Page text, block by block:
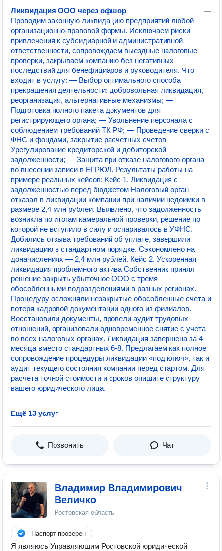
Ликвидация ООО через офшор
—
Проводим законную ликвидацию предприятий любой
организационно-правовой формы. Исключаем риски
привлечения к субсидиарной и административной
ответственности, сопровождаем выездные налоговые
проверки, закрываем компанию без негативных
последствий для бенефициаров и руководителя. Что
входит в услугу: — Выбор оптимального способа
прекращения деятельности: добровольная ликвидация,
реорганизация, альтернативные механизмы; —
Подготовка полного пакета документов для
регистрирующего органа; — Увольнение персонала с
соблюдением требований ТК РФ; — Проведение сверки с
ФНС и фондами, закрытие расчетных счетов; —
Урегулирование кредиторской и дебиторской
задолженности; — Защита при отказе налогового органа
во внесении записи в ЕГРЮЛ. Результаты работы на
примере реальных кейсов: Кейс 1. Ликвидация с
задолженностью перед бюджетом Налоговый орган
отказал в ликвидации компании при наличии недоимки в
размере 2,4 млн рублей. Выявлено, что задолженность
возникла по итогам камеральной проверки, решение по
которой не вступило в силу и оспаривалось в УФНС.
Добились отзыва требований об уплате, завершили
ликвидацию в стандартном порядке. Сэкономлено на
доначислениях — 2,4 млн рублей. Кейс 2. Ускоренная
ликвидация проблемного актива Собственник принял
решение закрыть убыточное ООО с тремя
обособленными подразделениями в разных регионах.
Процедуру осложняли незакрытые обособленные счета и
потеря кадровой документации одного из филиалов.
Восстановили документы, провели аудит трудовых
отношений, организовали одновременное снятие с учета
во всех налоговых органах. Ликвидация завершена за 4
месяца вместо стандартных 6-8. Предлагаем как полное
сопровождение процедуры ликвидации «под ключ», так и
аудит текущего состояния компании перед стартом. Для
расчета точной стоимости и сроков опишите структуру
вашего юридического лица.
Ещё 13 услуг
Позвонить Чат
Владимир Владимирович
Величко
Ростовская область
Паспорт проверен
Я являюсь Управляющим Ростовской юридической